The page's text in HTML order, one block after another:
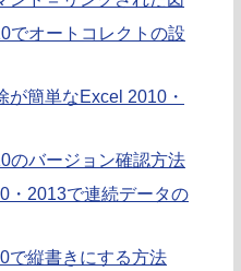
でオートコレクトの設
が簡単なExcel 2010・
のバージョン確認方法
・2013で連続データの
で縦書きにする方法